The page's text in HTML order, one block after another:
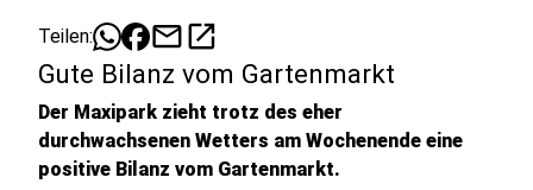
Teilen: mailopen_in_new
Gute Bilanz vom Gartenmarkt
Der Maxipark zieht trotz des eher
durchwachsenen Wetters am Wochenende eine
positive Bilanz vom Gartenmarkt.